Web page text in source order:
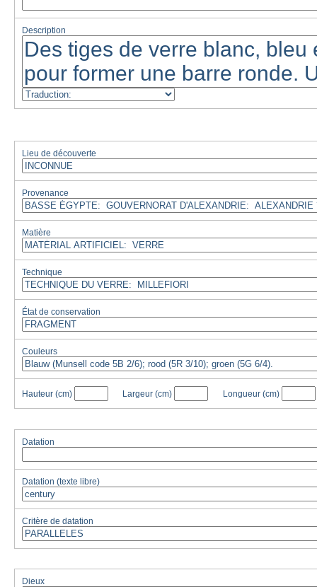
Description
Lieu de découverte
Provenance
Matière
Technique
État de conservation
Couleurs
Hauteur (cm) Largeur (cm) Longueur(cm)
Datation
Datation (texte libre)
Critère de datation
Dieux